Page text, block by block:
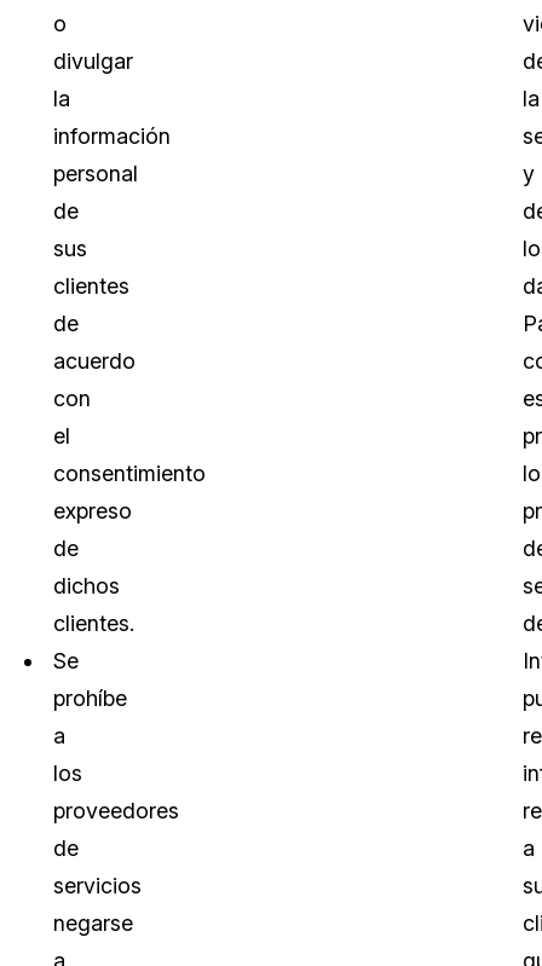
o
divulgar
la
información
personal
de
sus
clientes
de
acuerdo
con
el
consentimiento
expreso
de
dichos
clientes.
Se
prohíbe
a
los
proveedores
de
servicios
negarse
a
la
y
a